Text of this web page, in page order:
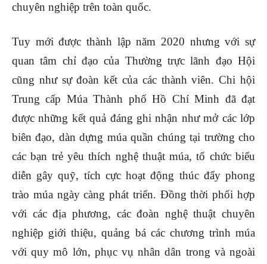
chuyên nghiệp trên toàn quốc.
Tuy mới được thành lập năm 2020 nhưng với sự
quan tâm chỉ đạo của Thường trực lãnh đạo Hội
cũng như sự đoàn kết của các thành viên. Chi hội
Trung cấp Múa Thành phố Hồ Chí Minh đã đạt
được những kết quả đáng ghi nhận như mở các lớp
biên đạo, dàn dựng múa quần chúng tại trường cho
các bạn trẻ yêu thích nghệ thuật múa, tổ chức biểu
diễn gây quỹ, tích cực hoạt động thúc đẩy phong
trào múa ngày càng phát triển. Đồng thời phối hợp
với các địa phương, các đoàn nghệ thuật chuyên
nghiệp giới thiệu, quảng bá các chương trình múa
với quy mô lớn, phục vụ nhân dân trong và ngoài